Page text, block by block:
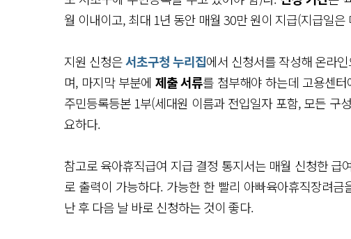
월 이내이고, 최대 1년 동안 매월 30만 원이 지급(지급일
지원 신청은서초구청 누리집에서 신청서를 작성해 온라
며, 마지막 부분에 제출 서류를 첨부해야 하는데 고용센
주민등록등본 1부(세대원 이름과 전입일자 포함, 모든 구
요하다.
참고로 육아휴직급여 지급 결정 통지서는 매월 신청한 급
로 출력이 가능하다. 가능한 한 빨리 아빠육아휴직장려
난 후 다음 날 바로 신청하는 것이 좋다.